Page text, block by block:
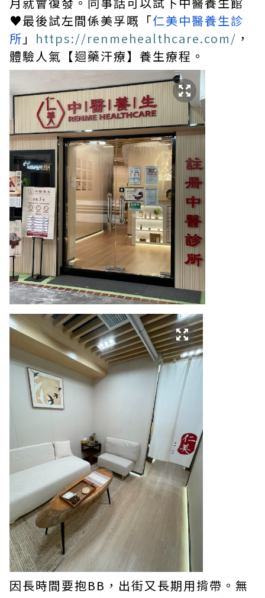
♥最後試左間係美孚嘅「仁美中醫養生診
所 」 https://renmehealthcare.com/ ，
體驗人氣【迴藥汗療】養生療程。
因長時間要抱BB，出街又長期用揹帶。無